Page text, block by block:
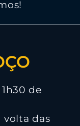
de
volta das